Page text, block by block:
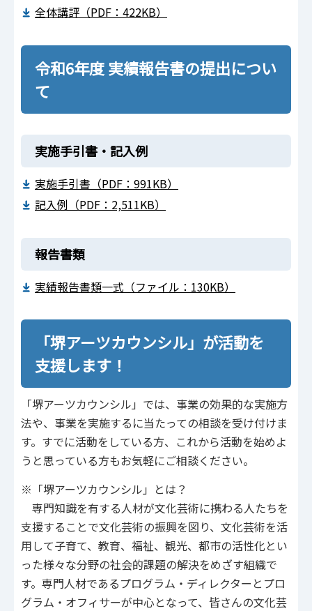
全体講評（PDF：422KB）
令和6年度 実績報告書の提出につい
て
実施手引書・記入例
実施手引書（PDF：991KB）
記入例（PDF：2,511KB）
報告書類
実績報告書類一式（ファイル：130KB）
「堺アーツカウンシル」が活動を
支援します！
「堺アーツカウンシル」では、事業の効果的な実施方
法や、事業を実施するに当たっての相談を受け付けま
す。すでに活動をしている方、これから活動を始めよ
うと思っている方もお気軽にご相談ください。
※「堺アーツカウンシル」とは？
専門知識を有する人材が文化芸術に携わる人たちを
支援することで文化芸術の振興を図り、文化芸術を活
用して子育て、教育、福祉、観光、都市の活性化とい
った様々な分野の社会的課題の解決をめざす組織で
す。専門人材であるプログラム・ディレクターとプロ
グラム・オフィサーが中心となって、皆さんの文化芸